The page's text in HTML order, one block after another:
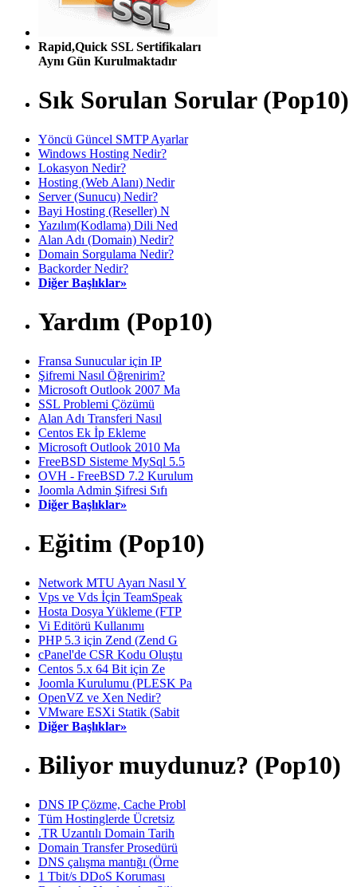
Rapid,Quick SSL Sertifikaları
Aynı Gün Kurulmaktadır
Sık Sorulan Sorular (Pop10)
Yöncü Güncel SMTP Ayarlar
Windows Hosting Nedir?
Lokasyon Nedir?
Hosting (Web Alanı) Nedir
Server (Sunucu) Nedir?
Bayi Hosting (Reseller) N
Yazılım(Kodlama) Dili Ned
Alan Adı (Domain) Nedir?
Domain Sorgulama Nedir?
Backorder Nedir?
Diğer Başlıklar»
Yardım (Pop10)
Fransa Sunucular için IP
Şifremi Nasıl Öğrenirim?
Microsoft Outlook 2007 Ma
SSL Problemi Çözümü
Alan Adı Transferi Nasıl
Centos Ek İp Ekleme
Microsoft Outlook 2010 Ma
FreeBSD Sisteme MySql 5.5
OVH - FreeBSD 7.2 Kurulum
Joomla Admin Şifresi Sıfı
Diğer Başlıklar»
Eğitim (Pop10)
Network MTU Ayarı Nasıl Y
Vps ve Vds İçin TeamSpeak
Hosta Dosya Yükleme (FTP
Vi Editörü Kullanımı
PHP 5.3 için Zend (Zend G
cPanel'de CSR Kodu Oluştu
Centos 5.x 64 Bit için Ze
Joomla Kurulumu (PLESK Pa
OpenVZ ve Xen Nedir?
VMware ESXi Statik (Sabit
Diğer Başlıklar»
Biliyor muydunuz? (Pop10)
DNS IP Çözme, Cache Probl
Tüm Hostinglerde Ücretsiz
.TR Uzantılı Domain Tarih
Domain Transfer Prosedürü
DNS çalışma mantığı (Örne
1 Tbit/s DDoS Koruması